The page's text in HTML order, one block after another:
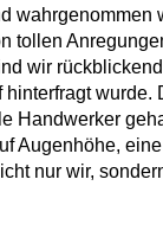
wahrgenommen
tollen
wir
wurde.
Handwerker
Augenhöhe,
nur wir,